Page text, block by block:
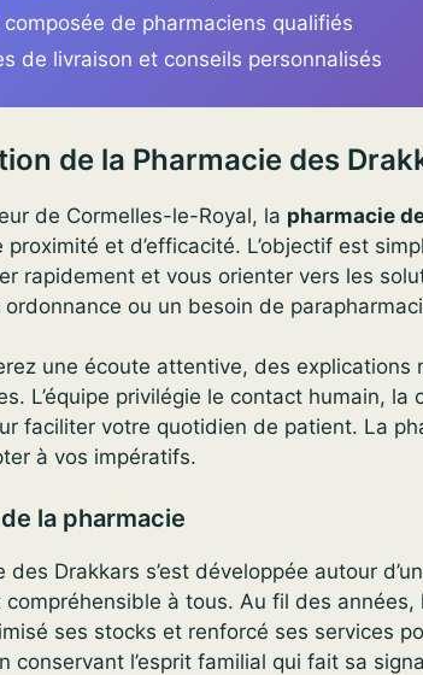
composée de pharmaciens qualifiés
de livraison et conseils personnalisés
de la Pharmacie des
de Cormelles-le-Royal, la pharmacie
et d’efficacité. L’objectif est
rapidement et vous orienter vers les
ou un besoin de
une écoute attentive, des
L’équipe privilégie le contact humain,
faciliter votre quotidien de patient. La
à vos impératifs.
la pharmacie
des Drakkars s’est développée autour
à tous. Au fil des années,
ses stocks et renforcé ses services
conservant l’esprit familial qui fait sa